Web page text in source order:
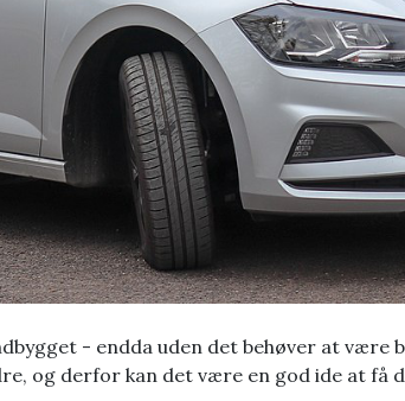
- endda uden det behøver at være
og derfor kan det være en god ide at få